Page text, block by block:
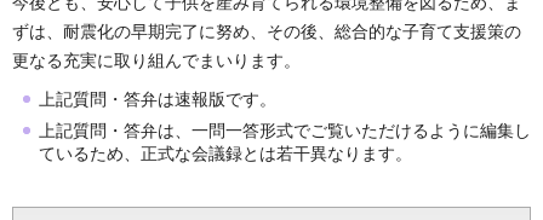
ずは、耐震化の早期完了に努め、その後、総合的な子育て支援策の
更なる充実に取り組んでまいります。
上記質問・答弁は速報版です。
上記質問・答弁は、一問一答形式でご覧いただけるように編集し
ているため、正式な会議録とは若干異なります。